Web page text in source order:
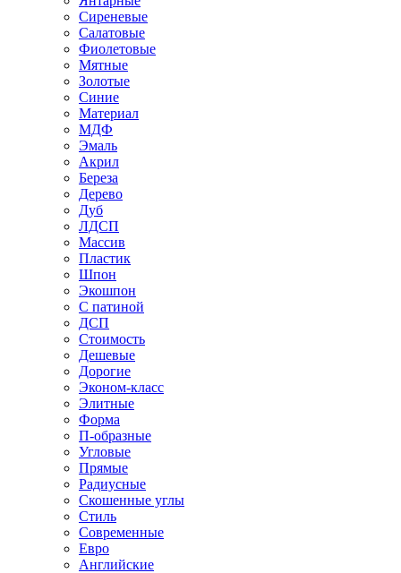
Сиреневые
Салатовые
Фиолетовые
Мятные
Золотые
Синие
Материал
МДФ
Эмаль
Акрил
Береза
Дерево
Дуб
ЛДСП
Массив
Пластик
Шпон
Экошпон
С патиной
ДСП
Стоимость
Дешевые
Дорогие
Эконом-класс
Элитные
Форма
П-образные
Угловые
Прямые
Радиусные
Скошенные углы
Стиль
Современные
Евро
Английские